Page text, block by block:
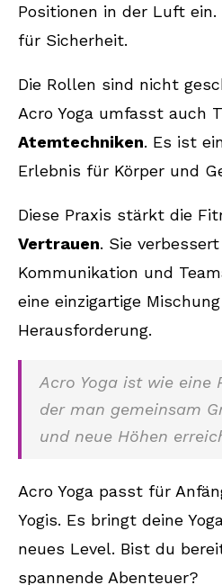
Positionen in der Luft
für Sicherheit.
Die Rollen sind nicht
Acro Yoga umfasst auch
Atemtechniken. Es ist
Erlebnis für Körper und
Diese Praxis stärkt die
Vertrauen. Sie
Kommunikation und
eine einzigartige
Herausforderung.
Acro Yoga ist wie eine
der man gemeinsam
und neue Höhen
Acro Yoga passt für
Yogis. Es bringt deine
neues Level. Bist du
spannende Abenteuer?